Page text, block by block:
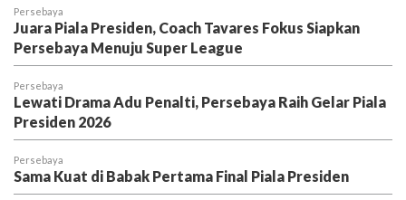
Persebaya
Juara Piala Presiden, Coach Tavares Fokus Siapkan
Persebaya Menuju Super League
Persebaya
Lewati Drama Adu Penalti, Persebaya Raih Gelar Piala
Presiden 2026
Persebaya
Sama Kuat di Babak Pertama Final Piala Presiden